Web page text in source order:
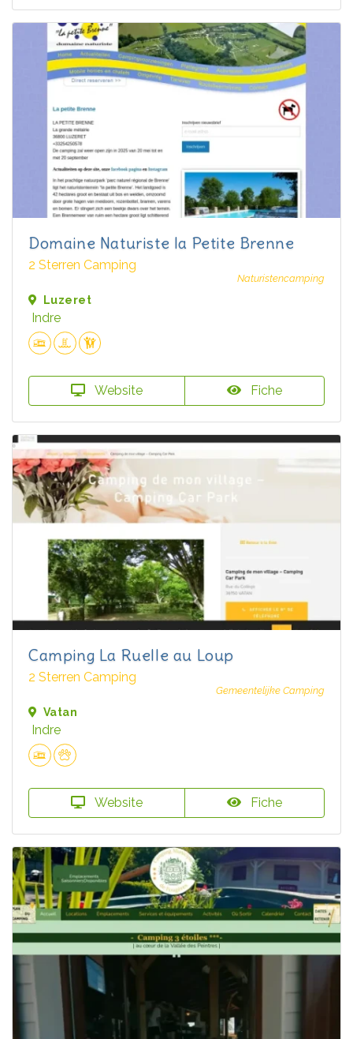
Domaine Naturiste la Petite Brenne
2 Sterren Camping
Naturistencamping
Luzeret
Indre
Website Fiche
Camping La Ruelle au Loup
2 Sterren Camping
Gemeentelijke Camping
Vatan
Indre
Website Fiche